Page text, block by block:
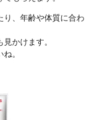
り、年齢や体質に合わ
かけます。
。